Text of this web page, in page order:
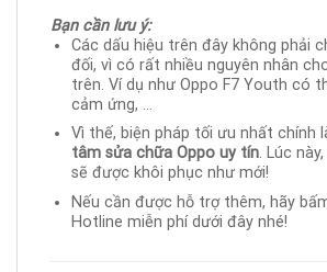
Bạn cần lưu ý:
Các dấu hiệu trên đây không phải
đối, vì có rất nhiều nguyên nhân
trên. Ví dụ như Oppo F7 Youth có
cảm ứng, …
Vì thế, biện pháp tối ưu nhất chính
tâm sửa chữa Oppo uy tín. Lúc
sẽ được khôi phục như mới!
Nếu cần được hỗ trợ thêm, hãy
Hotline miễn phí dưới đây nhé!